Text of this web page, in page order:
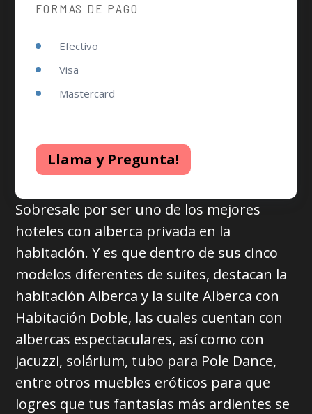
FORMAS DE PAGO
Efectivo
Visa
Mastercard
Llama y Pregunta!
Sobresale por ser uno de los mejores
hoteles con alberca privada en la
habitación. Y es que dentro de sus cinco
modelos diferentes de suites, destacan la
habitación Alberca y la suite Alberca con
Habitación Doble, las cuales cuentan con
albercas espectaculares, así como con
jacuzzi, solárium, tubo para Pole Dance,
entre otros muebles eróticos para que
logres que tus fantasías más ardientes se